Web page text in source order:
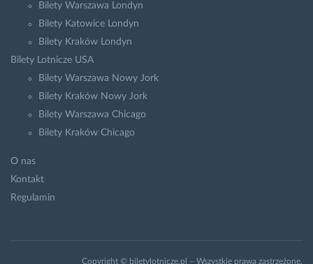
Bilety Warszawa Londyn
Bilety Katowice Londyn
Bilety Kraków Londyn
Bilety Lotnicze USA
Bilety Warszawa Nowy Jork
Bilety Kraków Nowy Jork
Bilety Warszawa Chicago
Bilety Kraków Chicago
O nas
Kontakt
Regulamin
Copyright © biletylotnicze.pl – Wszystkie prawa zastrzeżone.